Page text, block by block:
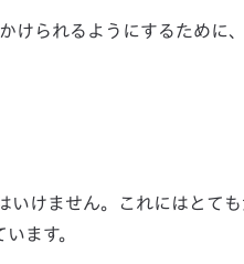
けられるようにするために
けません。これにはとて
ます。